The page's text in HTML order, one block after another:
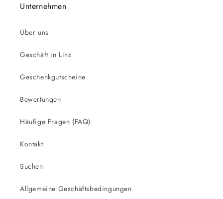
Unternehmen
Über uns
Geschäft in Linz
Geschenkgutscheine
Bewertungen
Häufige Fragen (FAQ)
Kontakt
Suchen
Allgemeine Geschäftsbedingungen